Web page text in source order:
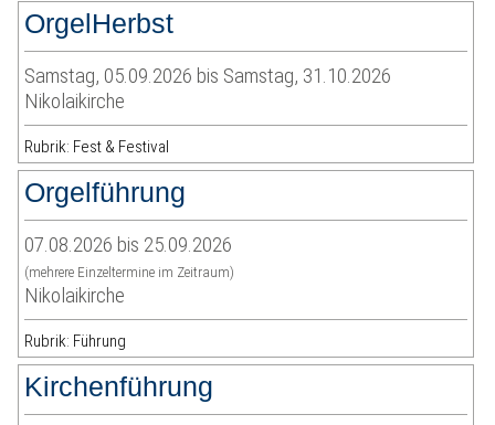
OrgelHerbst
Samstag, 05.09.2026 bis Samstag, 31.10.2026
Nikolaikirche
Rubrik: Fest & Festival
Orgelführung
07.08.2026 bis 25.09.2026
(mehrere Einzeltermine im Zeitraum)
Nikolaikirche
Rubrik: Führung
Kirchenführung